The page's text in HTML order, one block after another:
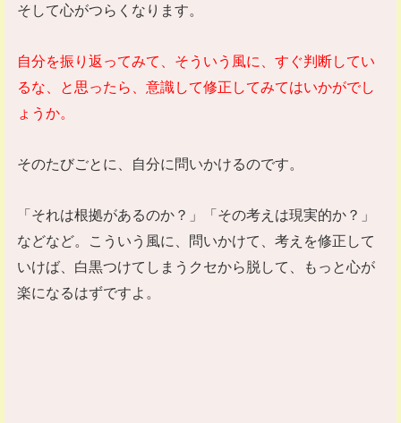
そして心がつらくなります。
自分を振り返ってみて、そういう風に、すぐ判断してい
るな、と思ったら、意識して修正してみてはいかがでし
ょうか。
そのたびごとに、自分に問いかけるのです。
「それは根拠があるのか？」「その考えは現実的か？」
などなど。こういう風に、問いかけて、考えを修正して
いけば、白黒つけてしまうクセから脱して、もっと心が
楽になるはずですよ。